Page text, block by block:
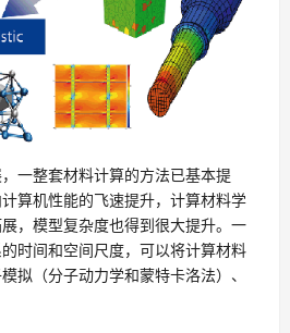
一整套材料计算的方法已基本提
算机性能的飞速提升，计算材料学
，模型复杂度也得到很大提升。一
时间和空间尺度，可以将计算材料
拟（分子动力学和蒙特卡洛法）、